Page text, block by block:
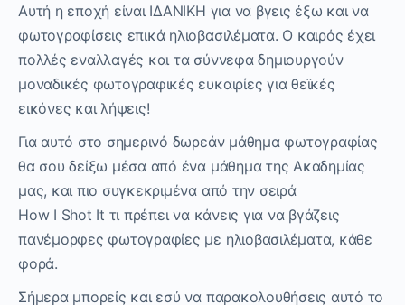
Αυτή η εποχή είναι ΙΔΑΝΙΚΗ για να βγεις έξω και να
φωτογραφίσεις επικά ηλιοβασιλέματα. Ο καιρός έχει
πολλές εναλλαγές και τα σύννεφα δημιουργούν
μοναδικές φωτογραφικές ευκαιρίες για θεϊκές
εικόνες και λήψεις!
Για αυτό στο σημερινό δωρεάν μάθημα φωτογραφίας
θα σου δείξω μέσα από ένα μάθημα της Ακαδημίας
μας, και πιο συγκεκριμένα από την σειρά
How I Shot It τι πρέπει να κάνεις για να βγάζεις
πανέμορφες φωτογραφίες με ηλιοβασιλέματα, κάθε
φορά.
Σήμερα μπορείς και εσύ να παρακολουθήσεις αυτό το